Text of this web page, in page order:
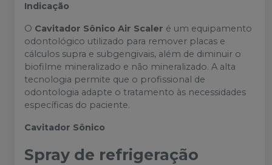
Indicação
O Cavitador Sônico Air Scaler é um equipamento
odontológico utilizado para remover placas e
cálculos supra e subgengivais, além de diminuir o
biofilme mineralizado e não mineralizado. A alta
tecnologia permite que o profissional de
odontologia adapte o tratamento às necessidades
específicas do paciente.
Cavitador Sônico
Spray de refrigeração